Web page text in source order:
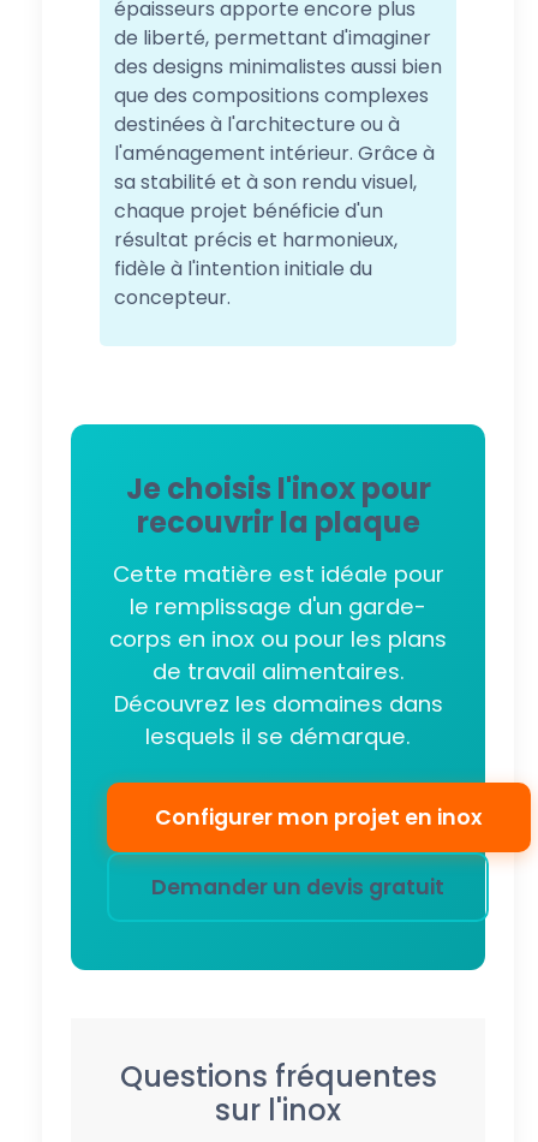
épaisseurs apporte encore plus
de liberté, permettant d'imaginer
des designs minimalistes aussi bien
que des compositions complexes
destinées à l'architecture ou à
l'aménagement intérieur. Grâce à
sa stabilité et à son rendu visuel,
chaque projet bénéficie d'un
résultat précis et harmonieux,
fidèle à l'intention initiale du
concepteur.
Je choisis l'inox pour
recouvrir la plaque
Cette matière est idéale pour
le remplissage d'un garde-
corps en inox ou pour les plans
de travail alimentaires.
Découvrez les domaines dans
lesquels il se démarque.
Configurer mon projet en inox
Demander un devis gratuit
Questions fréquentes
sur l'inox